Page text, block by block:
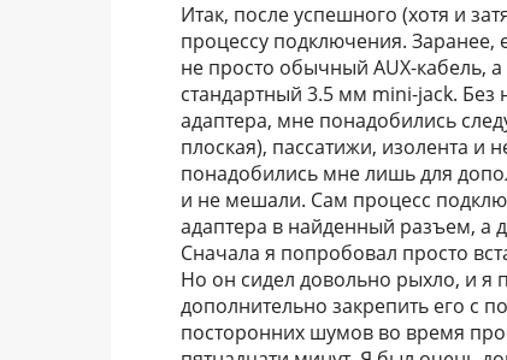
Итак, после успешного (хотя и
процессу подключения. Заранее,
не просто обычный AUX-кабель,
стандартный 3.5 мм mini-jack.
адаптера, мне понадобились
плоская), пассатижи, изолента и
понадобились мне лишь для
и не мешали. Сам процесс
адаптера в найденный разъем, а
Сначала я попробовал просто
Но он сидел довольно рыхло, и я
дополнительно закрепить его с
посторонних шумов во время